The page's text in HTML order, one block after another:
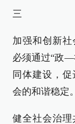
三
加强和创新社
必须通过“政
同体建设，
会的和谐稳定。
健全社会治